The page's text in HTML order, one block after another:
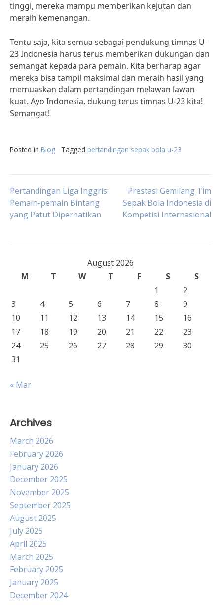
tinggi, mereka mampu memberikan kejutan dan
meraih kemenangan.
Tentu saja, kita semua sebagai pendukung timnas U-
23 Indonesia harus terus memberikan dukungan dan
semangat kepada para pemain. Kita berharap agar
mereka bisa tampil maksimal dan meraih hasil yang
memuaskan dalam pertandingan melawan lawan
kuat. Ayo Indonesia, dukung terus timnas U-23 kita!
Semangat!
Posted in Blog Tagged pertandingan sepak bola u-23
Post
navigation
Pertandingan Liga Inggris:
Pemain-pemain Bintang
yang Patut Diperhatikan
Prestasi Gemilang Tim
Sepak Bola Indonesia di
Kompetisi Internasional
August 2026
M
T W T F S
S
1
2
3
4 5 6 7 8
9
10
11 12 13 14 15
16
17
18 19 20 21 22
23
24
25 26 27 28 29
30
31
« Mar
Archives
March 2026
February 2026
January 2026
December 2025
November 2025
September 2025
August 2025
July 2025
April 2025
March 2025
February 2025
January 2025
December 2024